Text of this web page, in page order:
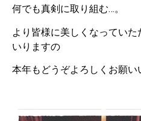
何でも真剣に取り組む…。
より皆様に美しくなってい
いりますの
本年もどうぞよろしくお願い